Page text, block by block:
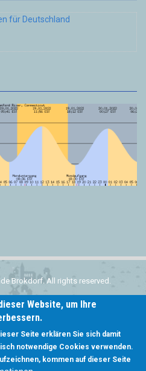
Brokdorf. All rights reserved.
Home
Login
Website, um Ihre
Seite erklären Sie sich damit
notwendige Cookies verwenden.
kommen auf dieser Seite